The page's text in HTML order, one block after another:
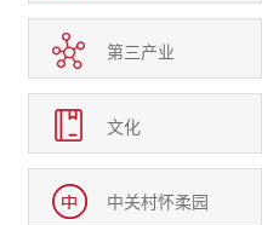
第三产业
文化
中关村怀柔园